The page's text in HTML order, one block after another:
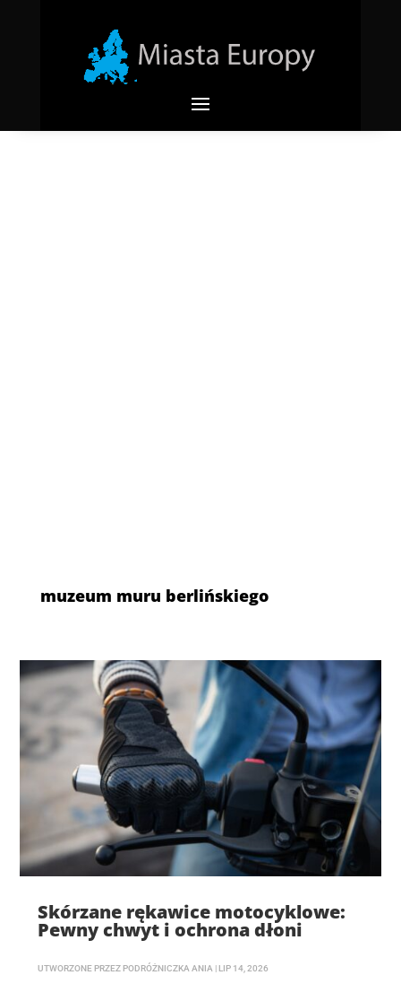
muzeum muru berlińskiego
Skórzane rękawice motocyklowe:
Pewny chwyt i ochrona dłoni
UTWORZONE PRZEZ PODRÓŻNICZKA ANIA LIP 14, 2026